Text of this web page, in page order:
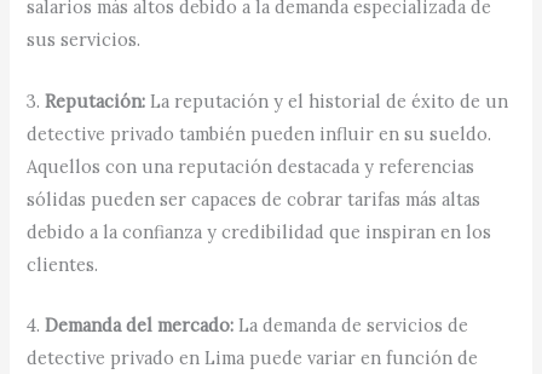
salarios más altos debido a la demanda especializada de
sus servicios.
3.Reputación: La reputación y el historial de éxito de un
detective privado también pueden influir en su sueldo.
Aquellos con una reputación destacada y referencias
sólidas pueden ser capaces de cobrar tarifas más altas
debido a la confianza y credibilidad que inspiran en los
clientes.
4.Demanda del mercado: La demanda de servicios de
detective privado en Lima puede variar en función de